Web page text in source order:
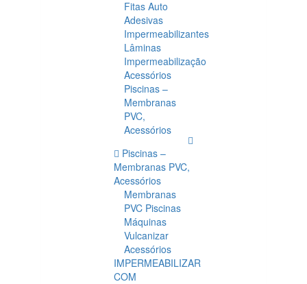
Fitas Auto
Adesivas
Impermeabilizantes
Lâminas
Impermeabilização
Acessórios
Piscinas –
Membranas
PVC,
Acessórios
Piscinas –
Membranas PVC,
Acessórios
Membranas
PVC Piscinas
Máquinas
Vulcanizar
Acessórios
IMPERMEABILIZAR
COM